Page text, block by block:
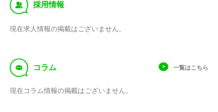
‰ 採用情報
現在求人情報の掲載はございません。
f コラム 一覧はこちら
現在コラム情報の掲載はございません。